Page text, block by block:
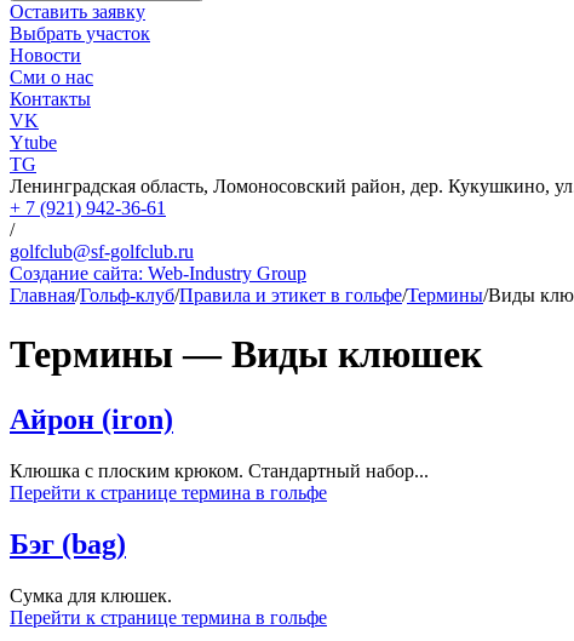
Оставить заявку
Выбрать участок
Новости
Сми о нас
Контакты
VK
Ytube
TG
Ленинградская область, Ломоносовский район, дер. Кукушкино,
+ 7 (921) 942-36-61
/
golfclub@sf-golfclub.ru
Создание сайта: Web-Industry Group
Главная/Гольф-клуб/Правила и этикет в гольфе/Термины/Виды
Термины — Виды клюшек
Айрон (iron)
Клюшка с плоским крюком. Стандартный набор...
Перейти к странице термина в гольфе
Бэг (bag)
Сумка для клюшек.
Перейти к странице термина в гольфе